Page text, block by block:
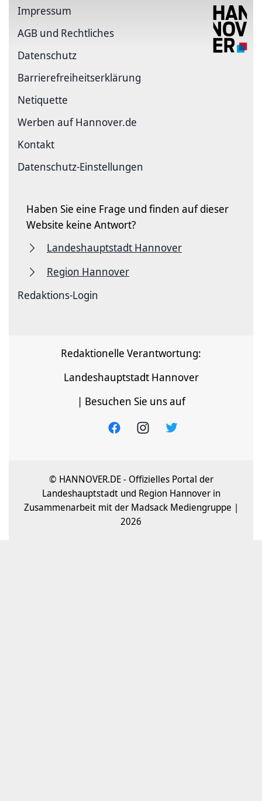
Impressum
AGB und Rechtliches
Datenschutz
Barriere­freiheits­erklärung
Netiquette
Werben auf Hannover.de
Kontakt
Datenschutz-Einstellungen
Haben Sie eine Frage und finden auf dieser
Website keine Antwort?
Landeshauptstadt Hannover
Region Hannover
Redaktions-Login
Redaktionelle Verantwortung:
Landeshauptstadt Hannover
| Besuchen Sie uns auf
© HANNOVER.DE - Offizielles Portal der
Landeshauptstadt und Region Hannover in
Zusammenarbeit mit der Madsack Mediengruppe |
2026